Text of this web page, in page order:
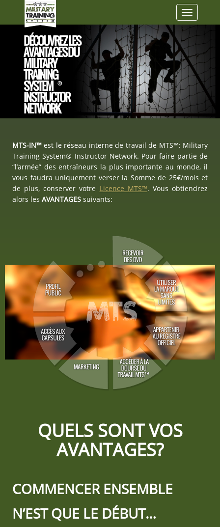
Toggle
DÉCOUVREZ LES
AVANTAGES DU
MILITARY
TRAINING
SYSTEM ®
INSTRUCTOR
NETWORK
MTS-IN™ est le réseau interne de travail de MTS™: Military
Training System® Instructor Network. Pour faire partie de
“l’armée” des entraîneurs la plus importante au monde, il
vous faudra uniquement verser la Somme de 25€/mois et
de plus, conserver votre Licence MTS™. Vous obtiendrez
alors les AVANTAGES suivants:
QUELS SONT VOS
AVANTAGES?
COMMENCER ENSEMBLE
N’EST QUE LE DÉBUT…